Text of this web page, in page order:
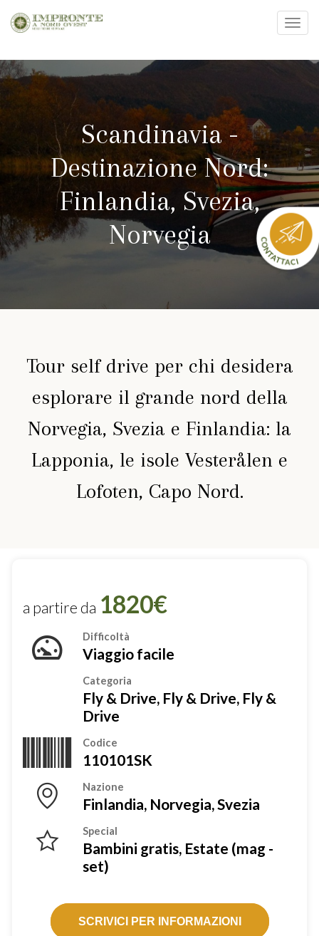
Salta
al
principale
Scandinavia -
Destinazione Nord:
Finlandia, Svezia,
Norvegia
Tour self drive per chi desidera
esplorare il grande nord della
Norvegia, Svezia e Finlandia: la
Lapponia, le isole Vesterålen e
Lofoten, Capo Nord.
a partire da 1820€
Difficoltà
Viaggio facile
Categoria
Fly & Drive, Fly & Drive, Fly &
Drive
Codice
110101SK
Nazione
Finlandia, Norvegia, Svezia
Special
Bambini gratis, Estate (mag -
set)
SCRIVICI PER INFORMAZIONI